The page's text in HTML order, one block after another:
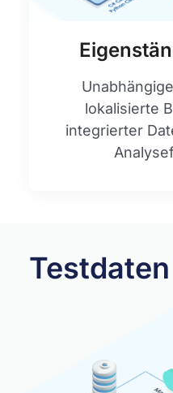
lokalisierte
integrierter
Testdaten